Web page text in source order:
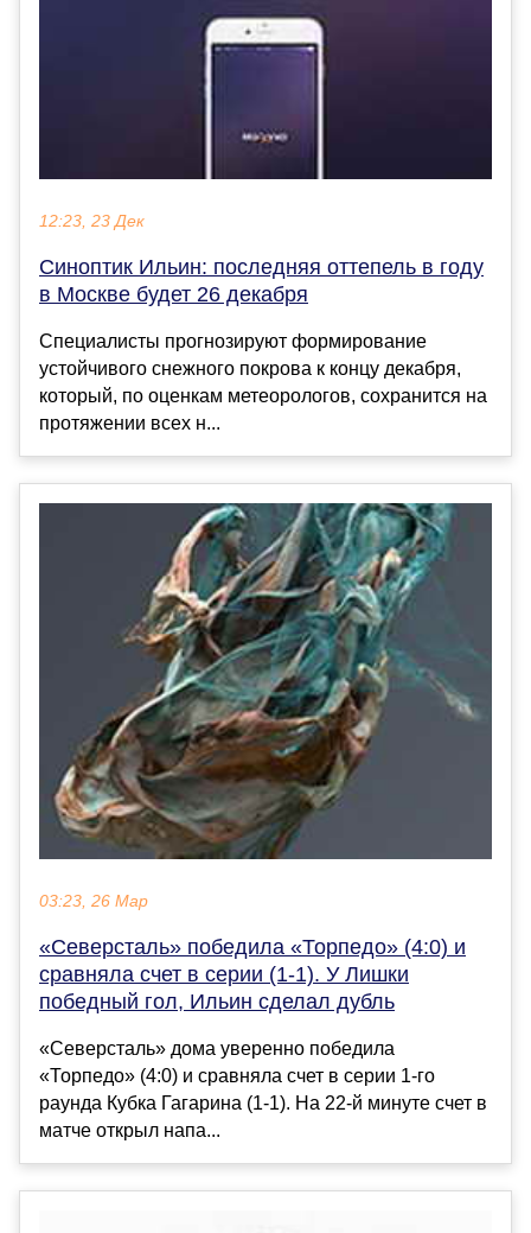
12:23, 23 Дек
Синоптик Ильин: последняя оттепель в году
в Москве будет 26 декабря
Специалисты прогнозируют формирование
устойчивого снежного покрова к концу декабря,
который, по оценкам метеорологов, сохранится на
протяжении всех н...
03:23, 26 Мар
«Северсталь» победила «Торпедо» (4:0) и
сравняла счет в серии (1-1). У Лишки
победный гол, Ильин сделал дубль
«Северсталь» дома уверенно победила
«Торпедо» (4:0) и сравняла счет в серии 1-го
раунда Кубка Гагарина (1-1). На 22-й минуте счет в
матче открыл напа...